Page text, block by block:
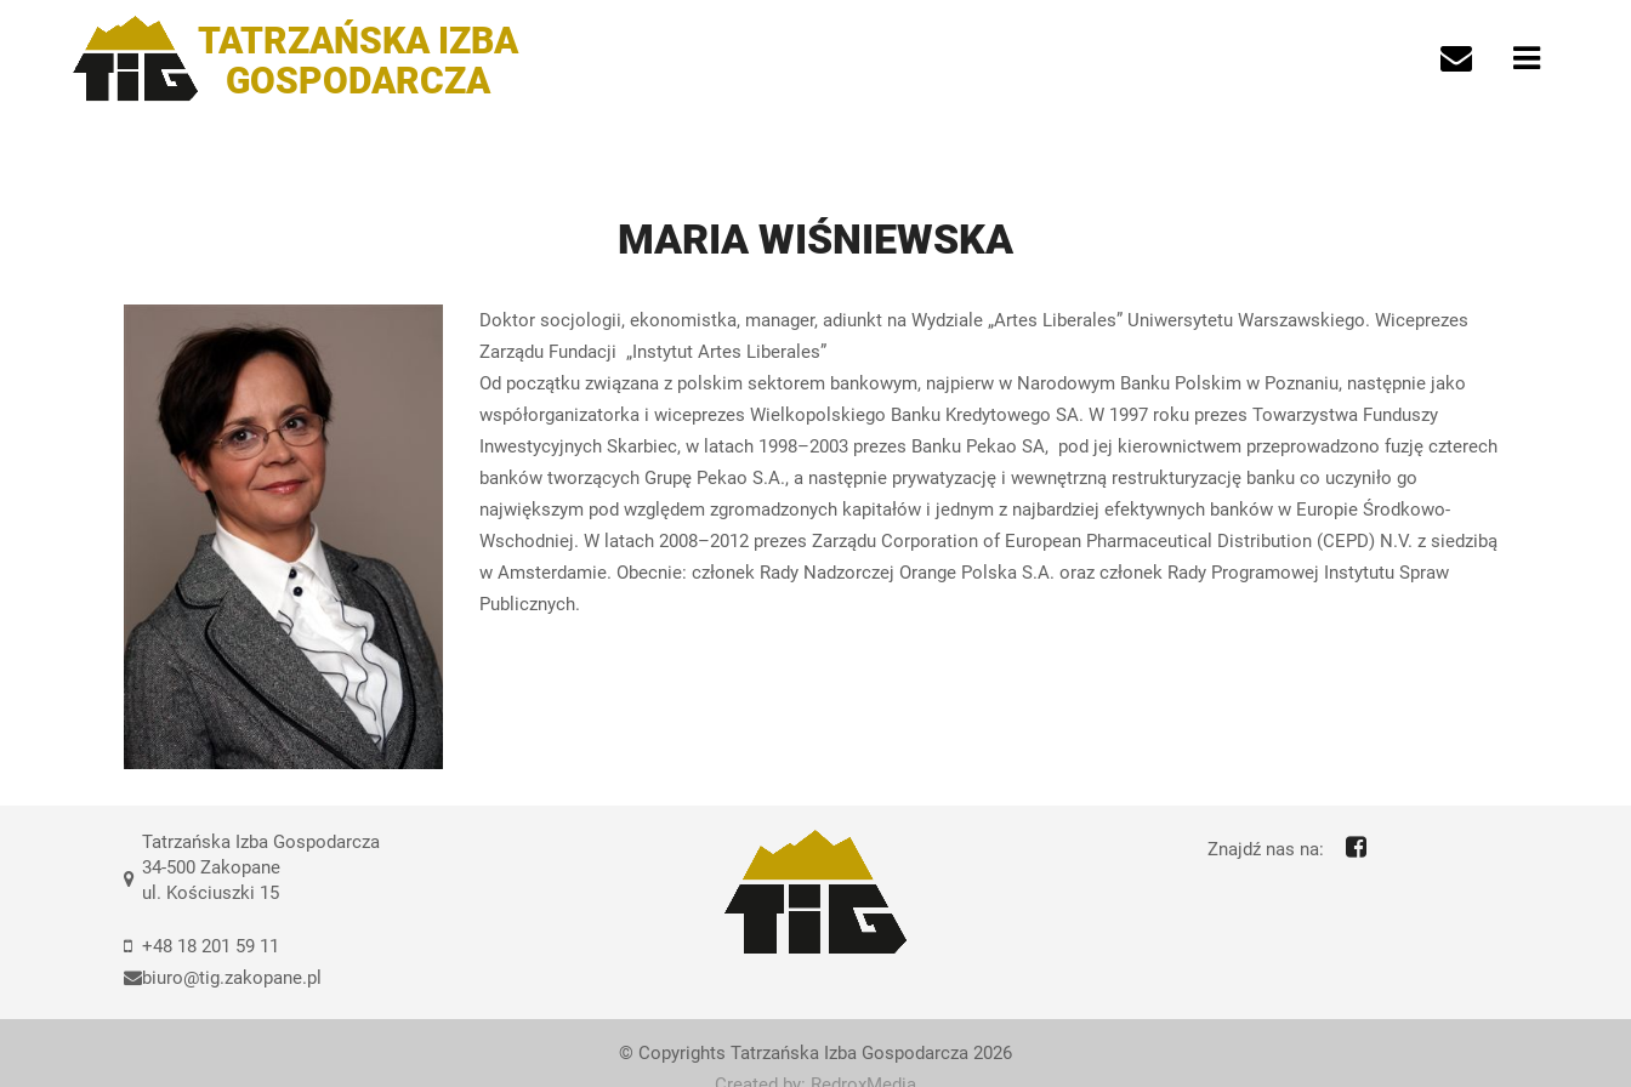
TATRZAŃSKA IZBA
GOSPODARCZA
MARIA WIŚNIEWSKA
Doktor socjologii, ekonomistka, manager, adiunkt na Wydziale „Artes Liberales” Uniwersytetu Warszawskiego. Wiceprezes
Zarządu Fundacji „Instytut Artes Liberales”
Od początku związana z polskim sektorem bankowym, najpierw w Narodowym Banku Polskim w Poznaniu, następnie jako
współorganizatorka i wiceprezes Wielkopolskiego Banku Kredytowego SA. W 1997 roku prezes Towarzystwa Funduszy
Inwestycyjnych Skarbiec, w latach 1998–2003 prezes Banku Pekao SA, pod jej kierownictwem przeprowadzono fuzję czterech
banków tworzących Grupę Pekao S.A., a następnie prywatyzację i wewnętrzną restrukturyzację banku co uczyniło go
największym pod względem zgromadzonych kapitałów i jednym z najbardziej efektywnych banków w Europie Środkowo-
Wschodniej. W latach 2008–2012 prezes Zarządu Corporation of European Pharmaceutical Distribution (CEPD) N.V. z siedzibą
w Amsterdamie. Obecnie: członek Rady Nadzorczej Orange Polska S.A. oraz członek Rady Programowej Instytutu Spraw
Publicznych.
Tatrzańska Izba Gospodarcza
34-500 Zakopane
ul. Kościuszki 15
+48 18 201 59 11
biuro@tig.zakopane.pl
Znajdź nas na:
© Copyrights Tatrzańska Izba Gospodarcza 2026